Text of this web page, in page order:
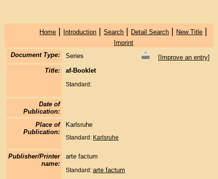
Home | Introduction |Search | Detail Search | New Title |
Imprint
Document Type:
Series [Improve an entry]
Title:
af-Booklet
Standard:
Date of
Publication:
Place of
Publication:
Karlsruhe
Standard: Karlsruhe
Publisher/Printer
name:
arte factum
Standard: arte factum